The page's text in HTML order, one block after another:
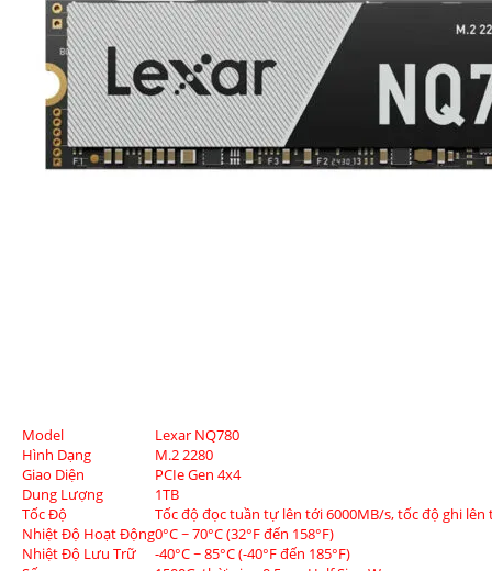
Model
Lexar NQ780
Hình Dạng
M.2 2280
Giao Diện
PCIe Gen 4x4
Dung Lượng
1TB
Tốc Độ
Tốc độ đọc tuần tự lên tới 6000MB/s, tốc độ ghi lên
Nhiệt Độ Hoạt Động0°C ~ 70°C (32°F đến 158°F)
Nhiệt Độ Lưu Trữ
-40°C ~ 85°C (-40°F đến 185°F)